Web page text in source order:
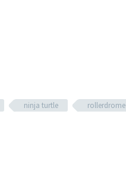
ninja turtle rollerdrome